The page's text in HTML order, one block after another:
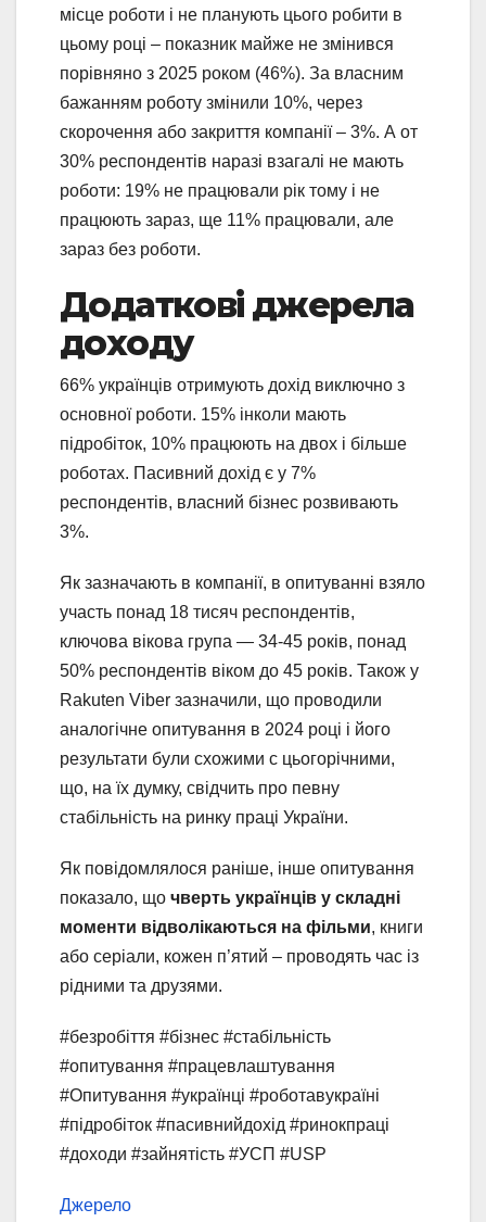
місце роботи і не планують цього робити в
цьому році – показник майже не змінився
порівняно з 2025 роком (46%). За власним
бажанням роботу змінили 10%, через
скорочення або закриття компанії – 3%. А от
30% респондентів наразі взагалі не мають
роботи: 19% не працювали рік тому і не
працюють зараз, ще 11% працювали, але
зараз без роботи.
Додаткові джерела
доходу
66% українців отримують дохід виключно з
основної роботи. 15% інколи мають
підробіток, 10% працюють на двох і більше
роботах. Пасивний дохід є у 7%
респондентів, власний бізнес розвивають
3%.
Як зазначають в компанії, в опитуванні взяло
участь понад 18 тисяч респондентів,
ключова вікова група — 34-45 років, понад
50% респондентів віком до 45 років. Також у
Rakuten Viber зазначили, що проводили
аналогічне опитування в 2024 році і його
результати були схожими с цьогорічними,
що, на їх думку, свідчить про певну
стабільність на ринку праці України.
Як повідомлялося раніше, інше опитування
показало, що чверть українців у складні
моменти відволікаються на фільми, книги
або серіали, кожен п’ятий – проводять час із
рідними та друзями.
#безробіття #бізнес #стабільність
#опитування #працевлаштування
#Опитування #українці #роботавукраїні
#підробіток #пасивнийдохід #ринокпраці
#доходи #зайнятість #УСП #USP
Джерело